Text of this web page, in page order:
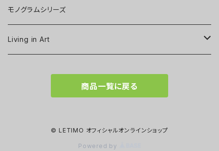
モノグラムシリーズ
Living in Art
商品一覧に戻る
© LETIMO オフィシャルオンラインショップ
Powered by